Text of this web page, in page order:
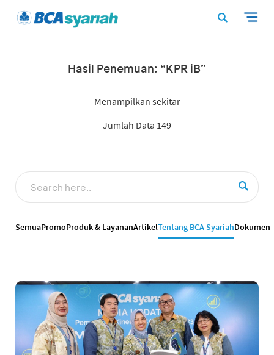
Hasil Penemuan: “KPR iB”
Menampilkan sekitar
Jumlah Data 149
SemuaPromoProduk & LayananArtikelTentang BCA SyariahDokumen